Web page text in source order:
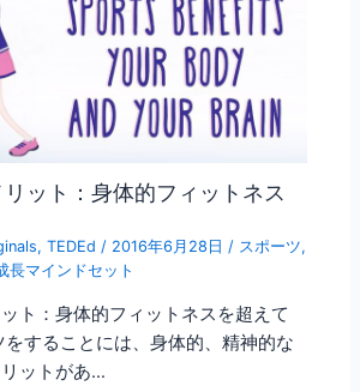
ット：身体的フィットネス
,TEDEd / 2016年6月28日 / スポーツ,
長マインドセット
ト：身体的フィットネスを超えて
することには、身体的、精神的な
ットがあ…